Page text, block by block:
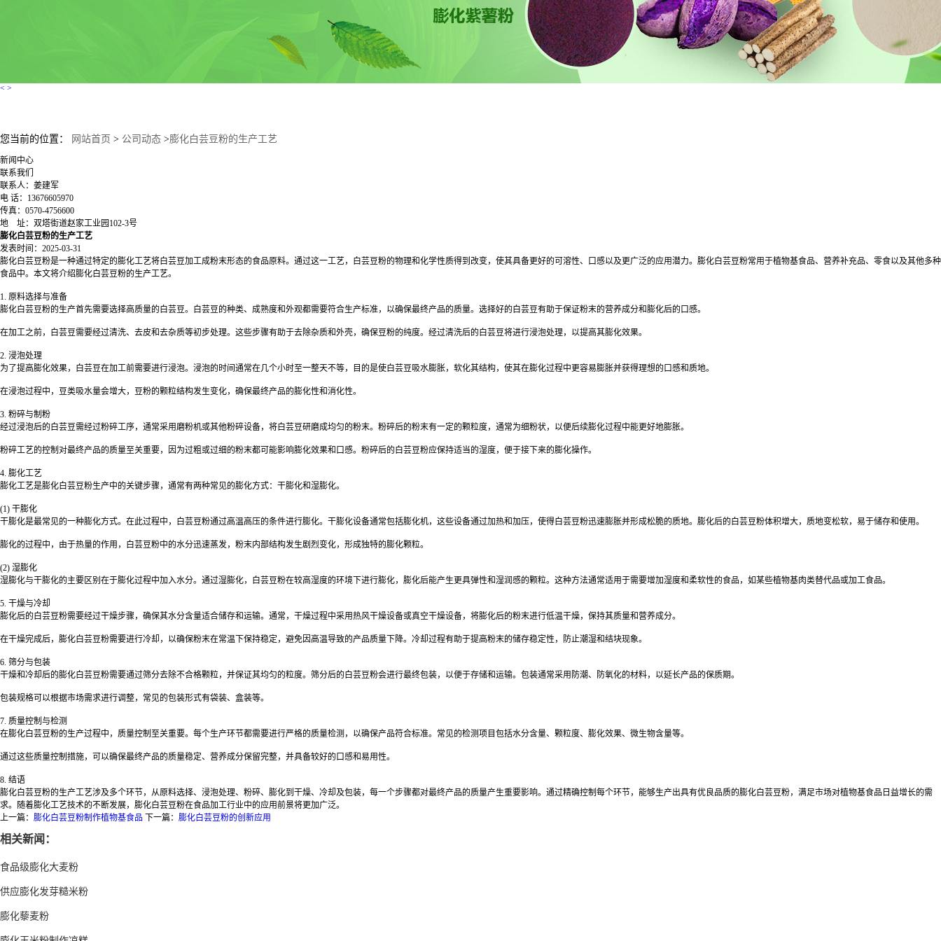
< >
您当前的位置： 网站首页 > 公司动态 >膨化白芸豆粉的生产工艺
新闻中心
联系我们
联系人：姜建军
电 话：13676605970
传真：0570-4756600
地 址：双塔街道赵家工业园102-3号
膨化白芸豆粉的生产工艺
发表时间：2025-03-31
膨化白芸豆粉是一种通过特定的膨化工艺将白芸豆加工成粉末形态的食品原料。通过这一工艺，白芸豆粉的物理和化学性质得到改变，使其具备更好的可溶性、口感以及更广泛的应用潜力。膨化白芸豆粉常用于植物基食品、营养补充品、零食以及其他多种
食品中。本文将介绍膨化白芸豆粉的生产工艺。
1. 原料选择与准备
膨化白芸豆粉的生产首先需要选择高质量的白芸豆。白芸豆的种类、成熟度和外观都需要符合生产标准，以确保最终产品的质量。选择好的白芸豆有助于保证粉末的营养成分和膨化后的口感。
在加工之前，白芸豆需要经过清洗、去皮和去杂质等初步处理。这些步骤有助于去除杂质和外壳，确保豆粉的纯度。经过清洗后的白芸豆将进行浸泡处理，以提高其膨化效果。
2. 浸泡处理
为了提高膨化效果，白芸豆在加工前需要进行浸泡。浸泡的时间通常在几个小时至一整天不等，目的是使白芸豆吸水膨胀，软化其结构，使其在膨化过程中更容易膨胀并获得理想的口感和质地。
在浸泡过程中，豆类吸水量会增大，豆粉的颗粒结构发生变化，确保最终产品的膨化性和消化性。
3. 粉碎与制粉
经过浸泡后的白芸豆需经过粉碎工序，通常采用磨粉机或其他粉碎设备，将白芸豆研磨成均匀的粉末。粉碎后的粉末有一定的颗粒度，通常为细粉状，以便后续膨化过程中能更好地膨胀。
粉碎工艺的控制对最终产品的质量至关重要，因为过粗或过细的粉末都可能影响膨化效果和口感。粉碎后的白芸豆粉应保持适当的湿度，便于接下来的膨化操作。
4. 膨化工艺
膨化工艺是膨化白芸豆粉生产中的关键步骤，通常有两种常见的膨化方式：干膨化和湿膨化。
(1) 干膨化
干膨化是最常见的一种膨化方式。在此过程中，白芸豆粉通过高温高压的条件进行膨化。干膨化设备通常包括膨化机，这些设备通过加热和加压，使得白芸豆粉迅速膨胀并形成松脆的质地。膨化后的白芸豆粉体积增大，质地变松软，易于储存和使用。
膨化的过程中，由于热量的作用，白芸豆粉中的水分迅速蒸发，粉末内部结构发生剧烈变化，形成独特的膨化颗粒。
(2) 湿膨化
湿膨化与干膨化的主要区别在于膨化过程中加入水分。通过湿膨化，白芸豆粉在较高湿度的环境下进行膨化，膨化后能产生更具弹性和湿润感的颗粒。这种方法通常适用于需要增加湿度和柔软性的食品，如某些植物基肉类替代品或加工食品。
5. 干燥与冷却
膨化后的白芸豆粉需要经过干燥步骤，确保其水分含量适合储存和运输。通常，干燥过程中采用热风干燥设备或真空干燥设备，将膨化后的粉末进行低温干燥，保持其质量和营养成分。
在干燥完成后，膨化白芸豆粉需要进行冷却，以确保粉末在常温下保持稳定，避免因高温导致的产品质量下降。冷却过程有助于提高粉末的储存稳定性，防止潮湿和结块现象。
6. 筛分与包装
干燥和冷却后的膨化白芸豆粉需要通过筛分去除不合格颗粒，并保证其均匀的粒度。筛分后的白芸豆粉会进行最终包装，以便于存储和运输。包装通常采用防潮、防氧化的材料，以延长产品的保质期。
包装规格可以根据市场需求进行调整，常见的包装形式有袋装、盒装等。
7. 质量控制与检测
在膨化白芸豆粉的生产过程中，质量控制至关重要。每个生产环节都需要进行严格的质量检测，以确保产品符合标准。常见的检测项目包括水分含量、颗粒度、膨化效果、微生物含量等。
通过这些质量控制措施，可以确保最终产品的质量稳定、营养成分保留完整，并具备较好的口感和易用性。
8. 结语
膨化白芸豆粉的生产工艺涉及多个环节，从原料选择、浸泡处理、粉碎、膨化到干燥、冷却及包装，每一个步骤都对最终产品的质量产生重要影响。通过精确控制每个环节，能够生产出具有优良品质的膨化白芸豆粉，满足市场对植物基食品日益增长的需
求。随着膨化工艺技术的不断发展，膨化白芸豆粉在食品加工行业中的应用前景将更加广泛。
上一篇： 膨化白芸豆粉制作植物基食品 下一篇： 膨化白芸豆粉的创新应用
相关新闻：
食品级膨化大麦粉
供应膨化发芽糙米粉
膨化藜麦粉